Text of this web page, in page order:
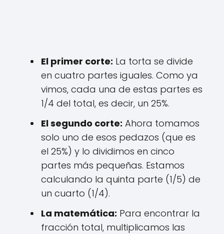
El primer corte: La torta se divide
en cuatro partes iguales. Como ya
vimos, cada una de estas partes es
1/4 del total, es decir, un 25%.
El segundo corte: Ahora tomamos
solo uno de esos pedazos (que es
el 25%) y lo dividimos en cinco
partes más pequeñas. Estamos
calculando la quinta parte (1/5) de
un cuarto (1/4).
La matemática: Para encontrar la
fracción total, multiplicamos las